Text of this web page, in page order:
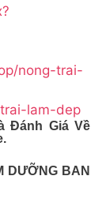
nong-trai-
lam-dep
Đánh Giá Về
DƯỠNG BAN